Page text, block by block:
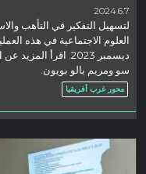
2024.6.7
لتسهيل التفكير في التأهب
العلوم الاجتماعية في هذه
ديسمبر 2023. اقرأ
سو ومريم بالو بويون.
محور غرب أفريقيا